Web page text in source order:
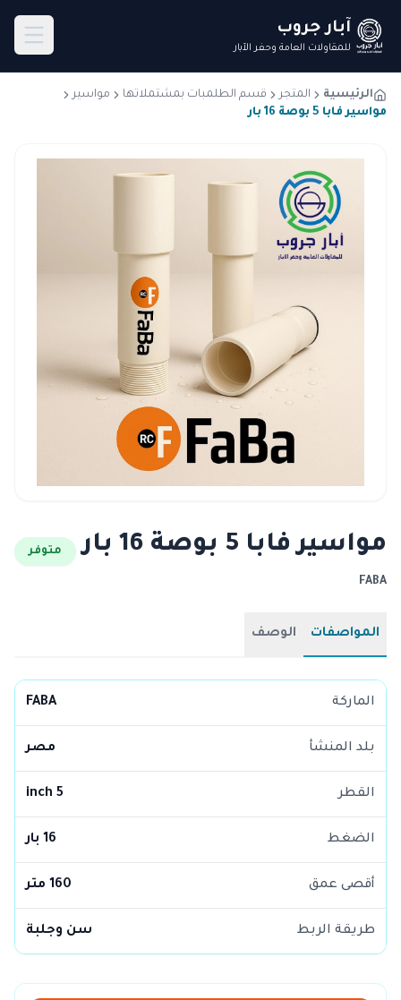
آبار جروب
للمقاولات العامة وحفر الآبار
الرئيسية المتجر قسم الطلمبات بمشتملاتها
مواسير
مواسير فابا 5 بوصة 16 بار
مواسير فابا 5 بوصة 16 بار متوفر
FABA
المواصفات الوصف
الماركة FABA
بلد المنشأ مصر
القطر 5 inch
الضغط 16 بار
أقصى عمق 160 متر
طريقة الربط سن وجلبة